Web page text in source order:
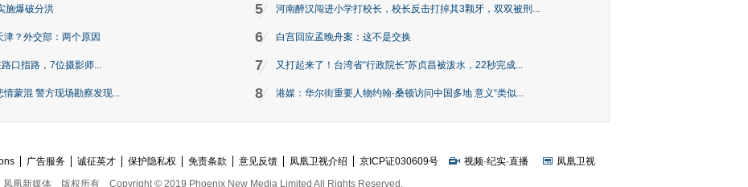
施爆破分洪
？外交部：两个原因
口指路，7位摄影师...
蒙混 警方现场勘察发现...
5 河南醉汉闯进小学打校长，校长反击打掉其3颗牙，双双被刑...
6 白宫回应孟晚舟案：这不是交换
7 又打起来了！台湾省“行政院长”苏贞昌被泼水，22秒完成...
8 港媒：华尔街重要人物约翰·桑顿访问中国多地 意义“类似...
广告服务 诚征英才 保护隐私权 免责条款 意见反馈 凤凰卫视介绍 京ICP证030609号 视频·纪实·直播
凤凰卫视
凤凰新媒体
版权所有 Copyright © 2019 Phoenix New Media Limited All Rights Reserved.